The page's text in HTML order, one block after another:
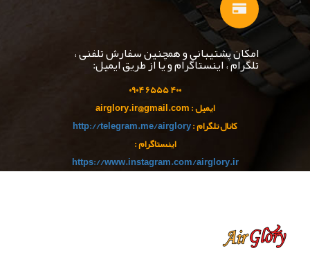
امکان پشتیبانی و همچنین سفارش تلفنی ،
تلگرام ، اینستاگرام و یا از طریق ایمیل:
۴۰۰ ۶۵۵۵ ۰ ۹۰۴
ایمیل : airglory.ir@gmail.com
کانال تلگرام :http://telegram.me/airglory
اینستاگرام :
https://www.instagram.com/airglory.ir